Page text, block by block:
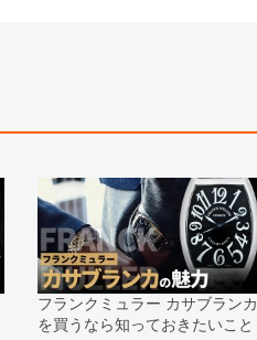
フランクミュラー カサブランカ
を買うなら知っておきたいこと